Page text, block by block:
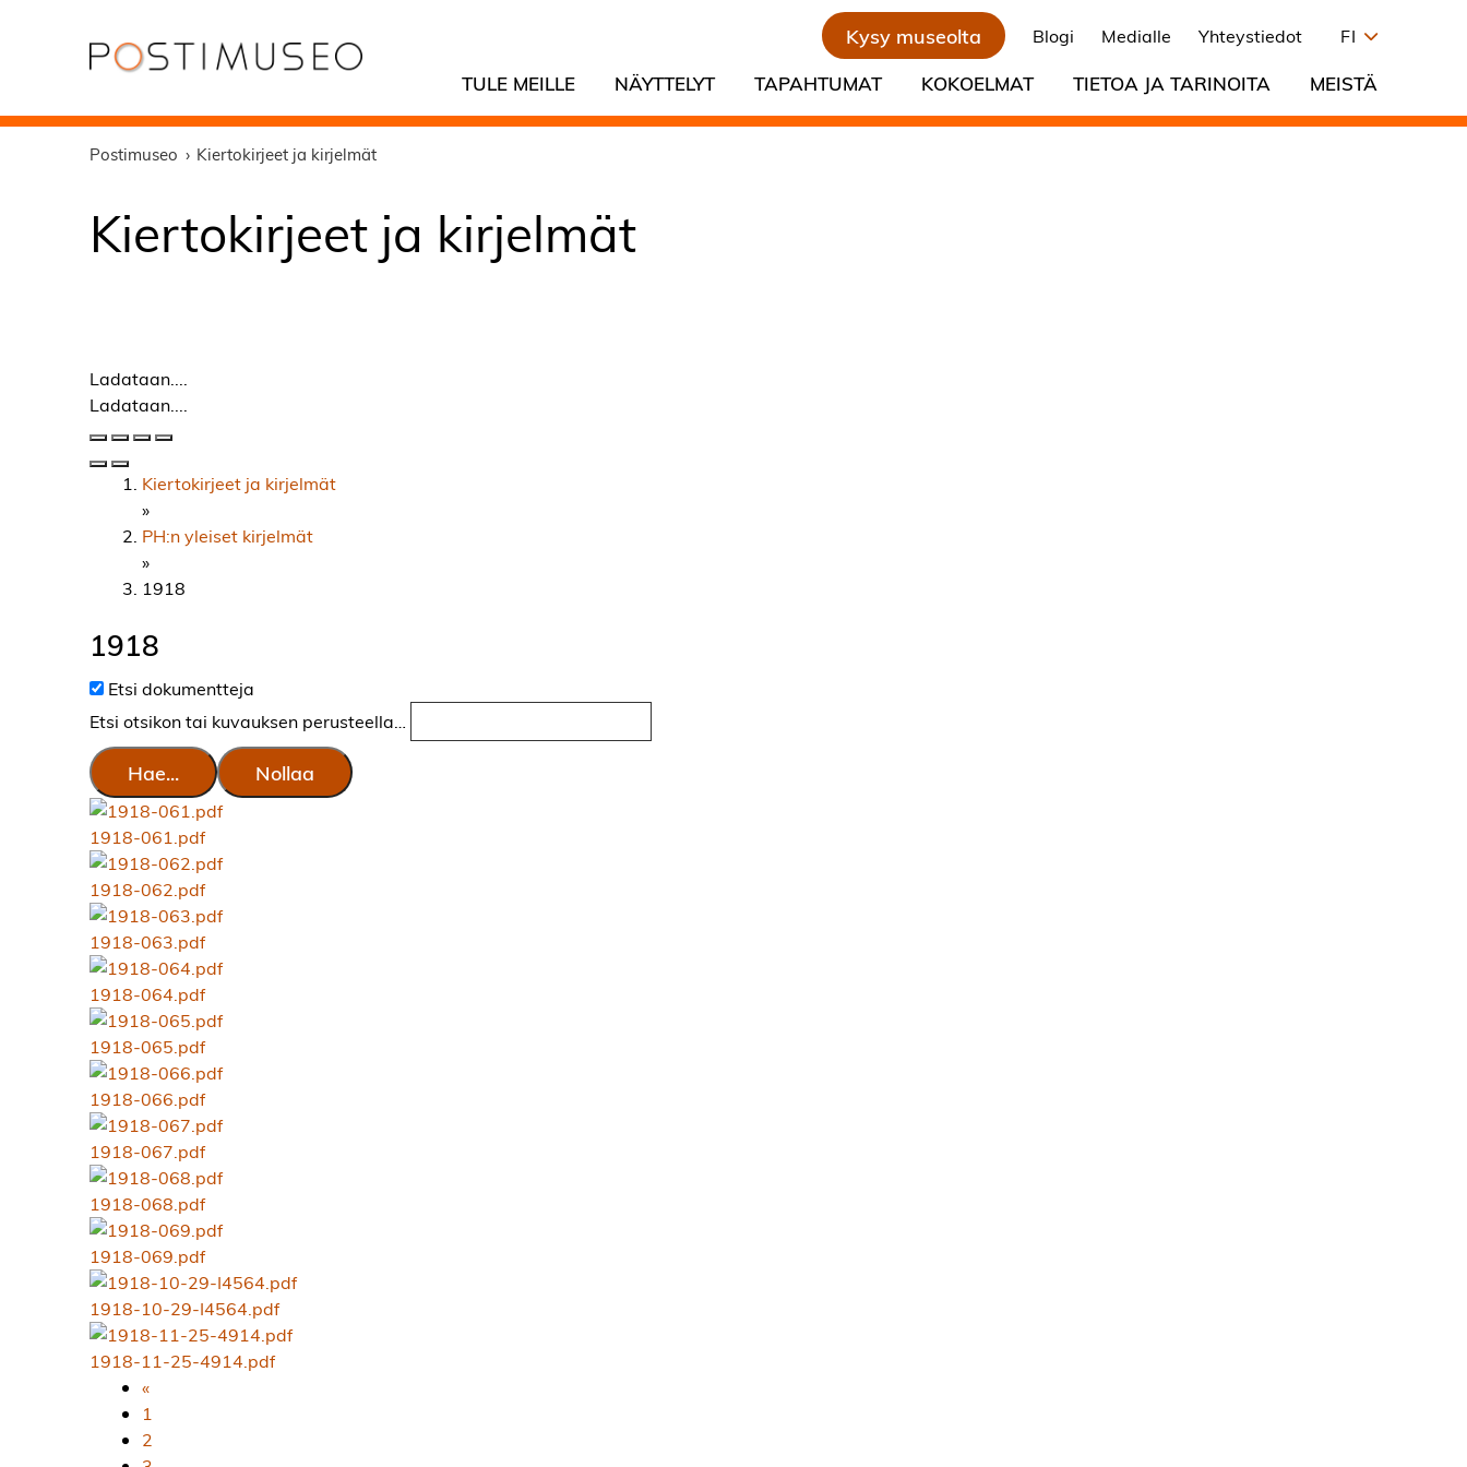
Kysy museolta Blogi Medialle Yhteystiedot FI
TULE MEILLE NÄYTTELYT TAPAHTUMAT KOKOELMAT TIETOA JA TARINOITA MEISTÄ
Postimuseo Kiertokirjeet ja kirjelmät
Kiertokirjeet ja kirjelmät
Ladataan....
Ladataan....
Kiertokirjeet ja kirjelmät
»
PH:n yleiset kirjelmät
»
1918
1918
Etsi dokumentteja
Etsi otsikon tai kuvauksen perusteella…
Hae... Nollaa
1918-061.pdf
1918-062.pdf
1918-063.pdf
1918-064.pdf
1918-065.pdf
1918-066.pdf
1918-067.pdf
1918-068.pdf
1918-069.pdf
1918-10-29-I4564.pdf
1918-11-25-4914.pdf
«
1
2